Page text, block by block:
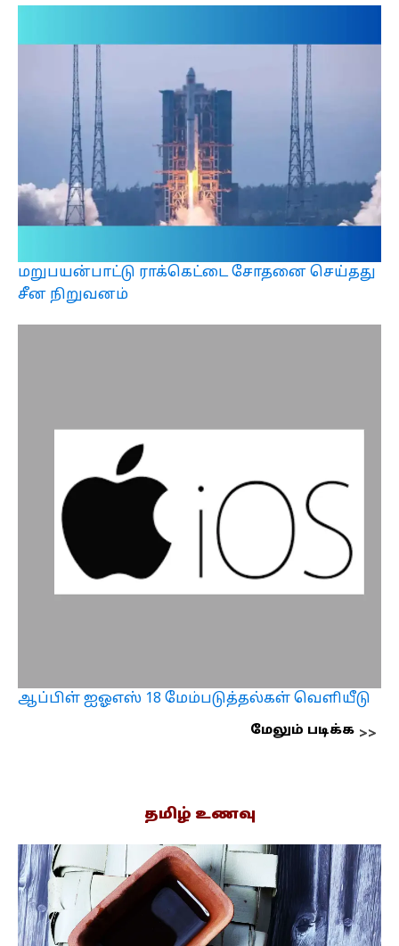
மறுபயன்பாட்டு ராக்கெட்டை சோதனை செய்தது
சீன நிறுவனம்
ஆப்பிள் ஐஓஎஸ் 18 மேம்படுத்தல்கள் வெளியீடு
மேலும் படிக்க
தமிழ் உணவு